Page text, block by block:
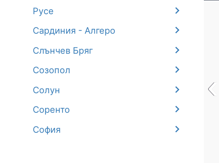
Русе
Сардиния - Алгеро
Слънчев Бряг
Созопол
Солун
Соренто
София
‹